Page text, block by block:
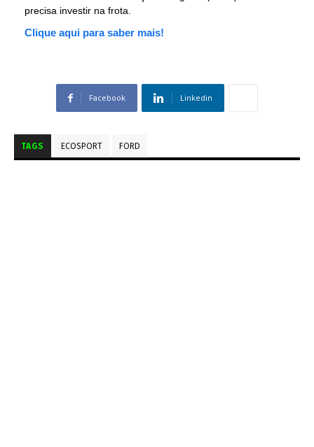
precisa investir na frota.
Clique aqui para saber mais!
Facebook Linkedin
TAGS ECOSPORT FORD